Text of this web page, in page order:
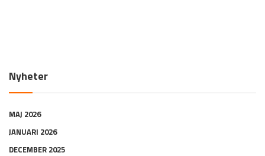
Nyheter
MAJ 2026
JANUARI 2026
DECEMBER 2025